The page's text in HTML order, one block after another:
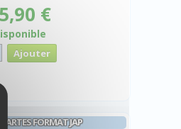
€
CARTES FORMAT JAP